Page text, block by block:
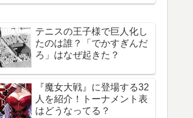
テニスの王子様で巨人化し
たのは誰？「でかすぎんだ
ろ」はなぜ起きた？
『魔女大戦』に登場する32
人を紹介！トーナメント表
はどうなってる？